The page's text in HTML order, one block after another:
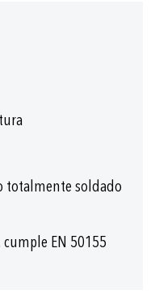
totalmente soldado
EN 50155